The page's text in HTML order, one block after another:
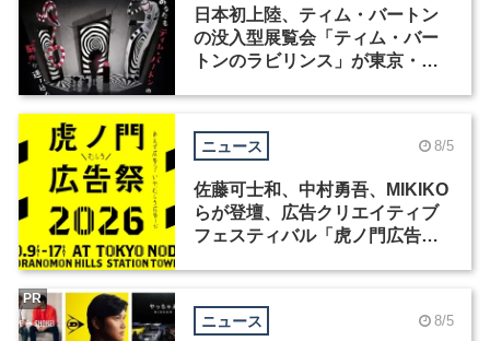
日本初上陸、ティム・バートン
の没入型展覧会「ティム・バー
トンのラビリンス」が東京・豊
ニュース 8/5
佐藤可士和、中村勇吾、MIKIKO
らが登壇、広告クリエイティブ
フェスティバル「虎ノ門広告
ニュース 8/5
PR